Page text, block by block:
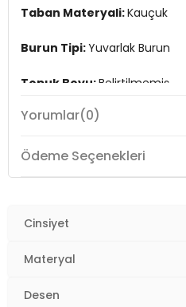
Taban Materyali:Kauçuk
Burun Tipi:Yuvarlak Burun
Topuk Boyu:Belirtilmemiş
Topuk Tipi:Düz
Yaş Grubu:Yetişkin
2DEK201881004.42
Yorumlar(0)
Ödeme Seçenekleri
Cinsiyet
Materyal
Desen